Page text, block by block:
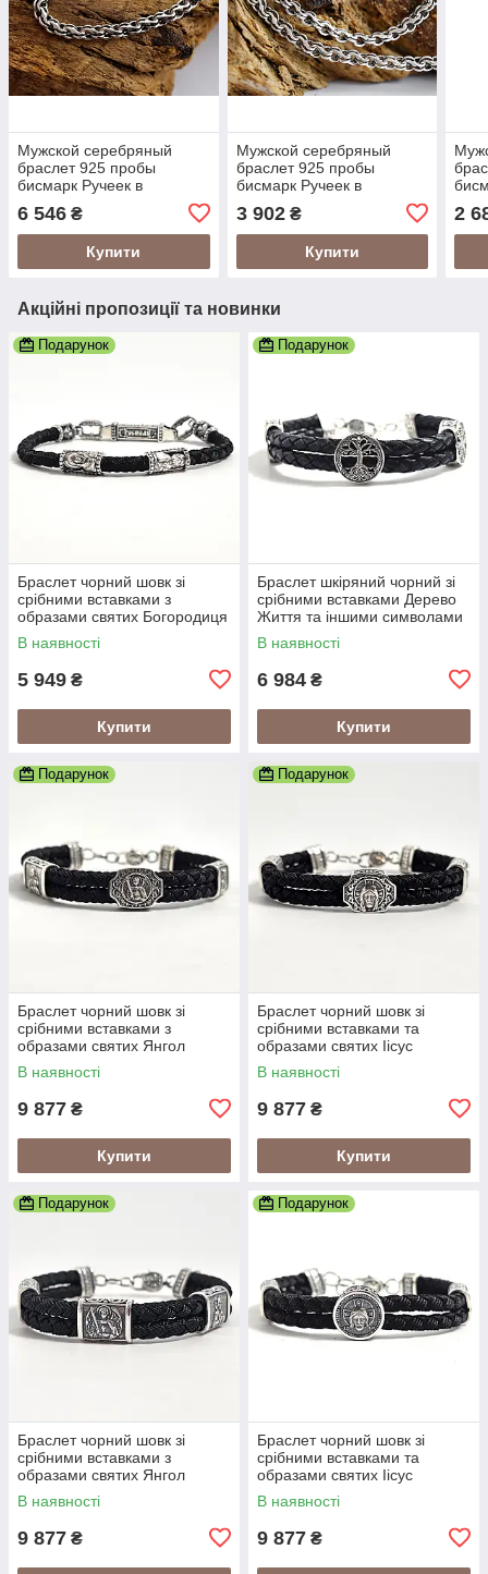
Мужской серебряный
браслет 925 пробы
бисмарк Ручеек в
2410519
6 546 ₴
Купити
Мужской серебряный
браслет 925 пробы
бисмарк Ручеек в
24105/1219
3 902₴
Купити
2
Акційні пропозиції та новинки
Подарунок
Браслет чорний шовк зі
срібними вставками з
образами святих Богородиця
та Спаситель
В наявності
5 949 ₴
Купити
Подарунок
Браслет шкіряний чорний зі
срібними вставками Дерево
Життя та іншими символами
В наявності
6 984 ₴
Купити
Подарунок
Браслет чорний шовк зі
срібними вставками з
образами святих Янгол
Охоронець
В наявності
9 877 ₴
Купити
Подарунок
Браслет чорний шовк зі
срібними вставками та
образами святих Іісус
Христос
В наявності
9 877 ₴
Купити
Подарунок
Браслет чорний шовк зі
срібними вставками з
образами святих Янгол
Охоронець
В наявності
9 877 ₴
Подарунок
Браслет чорний шовк зі
срібними вставками та
образами святих Іісус
Христос
В наявності
9 877 ₴